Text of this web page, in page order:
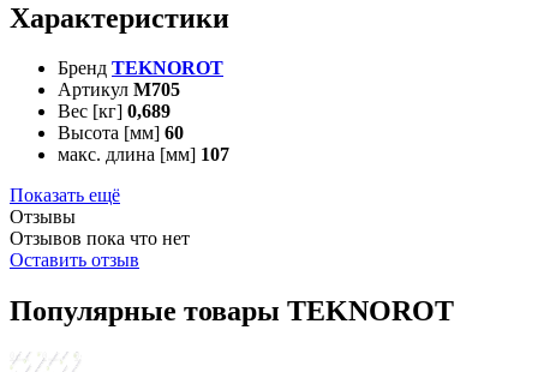
Характеристики
Бренд TEKNOROT
Артикул M705
Вес [кг] 0,689
Высота [мм] 60
макс. длина [мм] 107
Показать ещё
Отзывы
Отзывов пока что нет
Оставить отзыв
Популярные товары TEKNOROT